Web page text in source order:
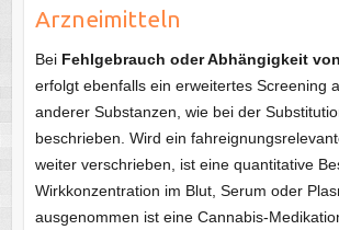
Arzneimitteln
Bei Fehlgebrauch oder Abhängigkeit
erfolgt ebenfalls ein erweitertes Screening
anderer Substanzen, wie bei der
beschrieben. Wird ein
weiter verschrieben, ist eine quantitative
Wirkkonzentration im Blut, Serum oder
ausgenommen ist eine Cannabis-